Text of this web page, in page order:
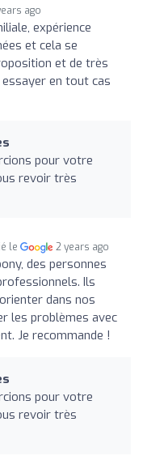
ago
expérience
et cela se
et de très
en tout cas
pour votre
revoir très
le 2 years ago
des personnes
Ils
dans nos
les problèmes avec
Je recommande !
pour votre
revoir très